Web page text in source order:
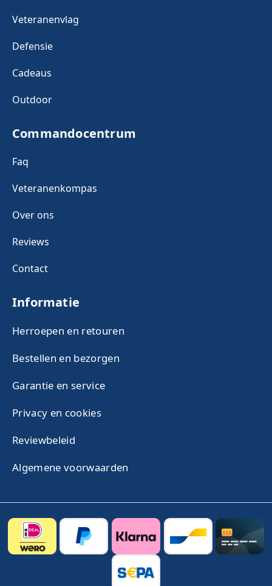
Veteranenvlag
Defensie
Cadeaus
Outdoor
Commandocentrum
Faq
Veteranenkompas
Over ons
Reviews
Contact
Informatie
Herroepen en retouren
Bestellen en bezorgen
Garantie en service
Privacy en cookies
Reviewbeleid
Algemene voorwaarden